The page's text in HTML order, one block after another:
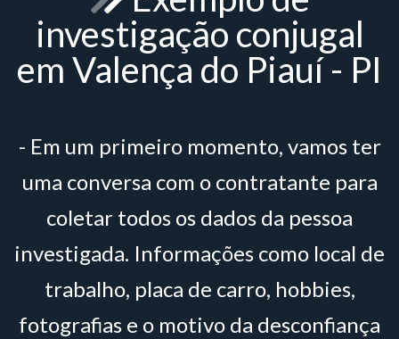
investigação conjugal
em Valença do Piauí - PI
- Em um primeiro momento, vamos ter
uma conversa com o contratante para
coletar todos os dados da pessoa
investigada. Informações como local de
trabalho, placa de carro, hobbies,
fotografias e o motivo da desconfiança